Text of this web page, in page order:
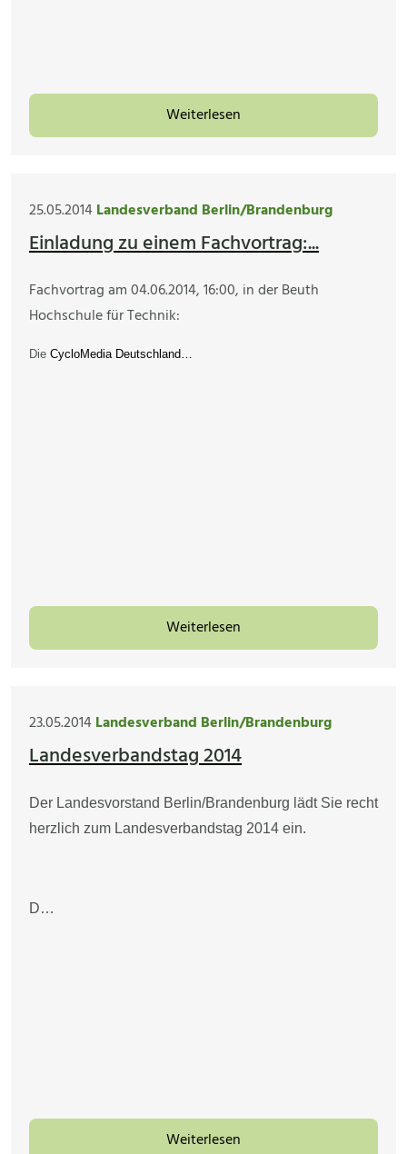
Weiterlesen
25.05.2014Landesverband Berlin/Brandenburg
Einladung zu einem Fachvortrag:...
Fachvortrag am 04.06.2014, 16:00, in der Beuth
Hochschule für Technik:
Die CycloMedia Deutschland…
Weiterlesen
23.05.2014Landesverband Berlin/Brandenburg
Landesverbandstag 2014
Der Landesvorstand Berlin/Brandenburg lädt Sie recht
herzlich zum Landesverbandstag 2014 ein.
D…
Weiterlesen